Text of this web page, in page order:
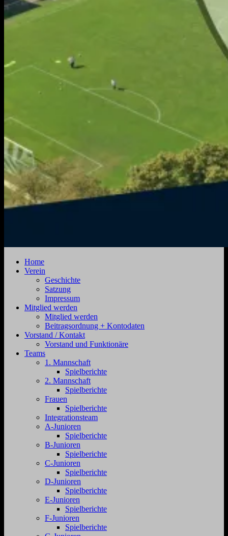
Zehdenick
Jahnstraße
Zehdenick
Home
Verein
Geschichte
Satzung
Impressum
Mitglied werden
Mitglied werden
Beitragsordnung + Kontodaten
Vorstand / Kontakt
Vorstand und Funktionäre
Teams
1. Mannschaft
Spielberichte
2. Mannschaft
Spielberichte
Frauen
Spielberichte
Integrationsteam
A-Junioren
Spielberichte
B-Junioren
Spielberichte
C-Junioren
Spielberichte
D-Junioren
Spielberichte
E-Junioren
Spielberichte
F-Junioren
Spielberichte